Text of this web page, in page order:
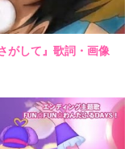
がして』歌詞・画像